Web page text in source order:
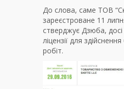
До слова, саме ТОВ
зареєстроване 11
стверджує Дзюба,
ліцензії для
робіт.